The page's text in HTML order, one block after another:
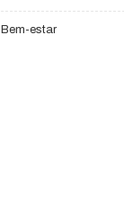
Bem-estar